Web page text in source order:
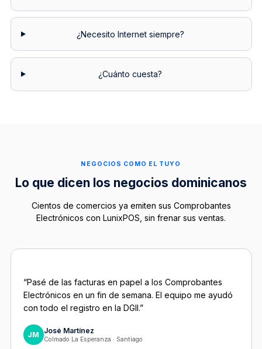
¿Necesito Internet siempre?
¿Cuánto cuesta?
NEGOCIOS COMO EL TUYO
Lo que dicen los negocios dominicanos
Cientos de comercios ya emiten sus Comprobantes
Electrónicos con LunixPOS, sin frenar sus ventas.
“Pasé de las facturas en papel a los Comprobantes
Electrónicos en un fin de semana. El equipo me ayudó
con todo el registro en la DGII.”
JM José Martínez
Colmado La Esperanza · Santiago